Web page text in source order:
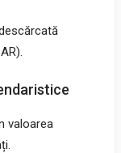
valoarea